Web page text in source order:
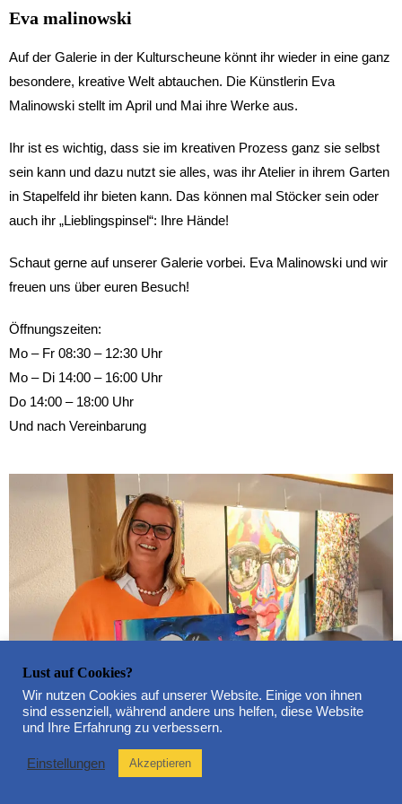
Eva malinowski
Auf der Galerie in der Kulturscheune könnt ihr wieder in eine ganz
besondere, kreative Welt abtauchen. Die Künstlerin Eva
Malinowski stellt im April und Mai ihre Werke aus.
Ihr ist es wichtig, dass sie im kreativen Prozess ganz sie selbst
sein kann und dazu nutzt sie alles, was ihr Atelier in ihrem Garten
in Stapelfeld ihr bieten kann. Das können mal Stöcker sein oder
auch ihr „Lieblingspinsel“: Ihre Hände!
Schaut gerne auf unserer Galerie vorbei. Eva Malinowski und wir
freuen uns über euren Besuch!
Öffnungszeiten:
Mo – Fr 08:30 – 12:30 Uhr
Mo – Di 14:00 – 16:00 Uhr
Do 14:00 – 18:00 Uhr
Und nach Vereinbarung
Lust auf Cookies?
Wir nutzen Cookies auf unserer Website. Einige von ihnen
sind essenziell, während andere uns helfen, diese Website
und Ihre Erfahrung zu verbessern.
Einstellungen Akzeptieren